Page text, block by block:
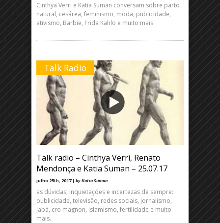
Cinthya Verri e Katia Suman conversam sobre parto
natural, cesárea, feminismo, moda, publicidade,
ativismo, Barbie, Frida Kahlo e muito mais
Talk Radio
Talk radio – Cinthya Verri, Renato
Mendonça e Katia Suman – 25.07.17
julho 25th, 2017 | by Katia Suman
as dúvidas, inquietações e incertezas de sempre:
publicidade, televisão, redes sociais, jornalismo,
jabá, cro magnon, islamismo, fertilidade e muito
mais.